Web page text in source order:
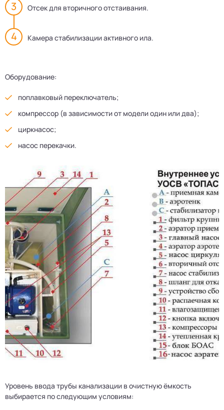
Отсек для вторичного отстаивания.
Камера стабилизации активного ила.
Оборудование:
поплавковый переключатель;
компрессор (в зависимости от модели один или два);
циркнасос;
насос перекачки.
Уровень ввода трубы канализации в очистную ёмкость
выбирается по следующим условиям: